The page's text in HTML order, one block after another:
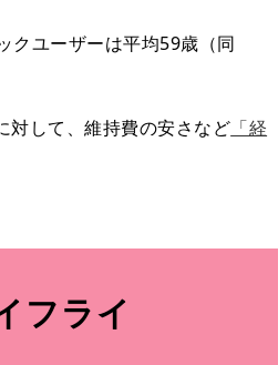
クユーザーは平均59歳（同
対して、維持費の安さなど 「経
フライ